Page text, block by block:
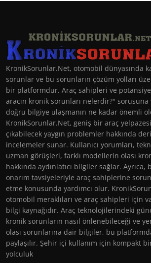
KronikSorunlar.Net, otomobil dünyasında
sorunlar ve bu sorunların çözüm yolları
bir platformdur. Araç sahipleri ve
aracın kronik sorunları nelerdir?" sorusuna
doğru bilgiye ulaşmanın ne kadar önemli
KronikSorunlar.Net, geniş bir araç
çıkabilecek yaygın problemler hakkında
incelemeler sunar. Kullanıcı yorumları,
uzman görüşleri, farklı modellerin olası
hakkında aydınlatıcı bilgiler sağlar. Ayrıca,
onarım tavsiyeleriyle araç sahiplerine
etme konusunda yardımcı olur.
otomobil meraklıları ve araç sahipleri için
bilgi kaynağıdır. Araç teknolojilerindeki
kronik sorunların nasıl önlenebileceği ve
olası sorunlarına dair bilgiler, bu
paylaşılır. Şehir içi kullanım için kompakt
yolculuk